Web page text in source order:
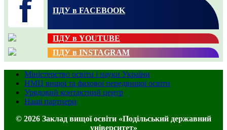
ПДУ в FACEBOOK
ПДУ в YOUTUBE
ПДУ в INSTAGRAM
Міністерство освіти і науки України
НМЦ вищої та фахової передвищої освіти
Урядовий контактний центр
Наші партнери
© 2026 Заклад вищої освіти «Подільський державний
університет»